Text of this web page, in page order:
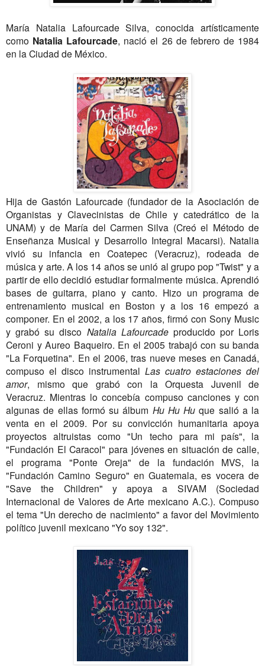
María Natalia Lafourcade Silva, conocida artísticamente
como Natalia Lafourcade, nació el 26 de febrero de 1984
en la Ciudad de México.
Hija de Gastón Lafourcade (fundador de la Asociación de
Organistas y Clavecinistas de Chile y catedrático de la
UNAM) y de María del Carmen Silva (Creó el Método de
Enseñanza Musical y Desarrollo Integral Macarsi). Natalia
vivió su infancia en Coatepec (Veracruz), rodeada de
música y arte. A los 14 años se unió al grupo pop "Twist" y a
partir de ello decidió estudiar formalmente música. Aprendió
bases de guitarra, piano y canto. Hizo un programa de
entrenamiento musical en Boston y a los 16 empezó a
componer. En el 2002, a los 17 años, firmó con Sony Music
y grabó su disco Natalia Lafourcadeproducido por Loris
Ceroni y Aureo Baqueiro. En el 2005 trabajó con su banda
"La Forquetina". En el 2006, tras nueve meses en Canadá,
compuso el disco instrumental Las cuatro estaciones del
amor, mismo que grabó con la Orquesta Juvenil de
Veracruz. Mientras lo concebía compuso canciones y con
algunas de ellas formó su álbum Hu Hu Hu que salió a la
venta en el 2009. Por su convicción humanitaria apoya
proyectos altruistas como "Un techo para mi país", la
"Fundación El Caracol" para jóvenes en situación de calle,
el programa "Ponte Oreja" de la fundación MVS, la
"Fundación Camino Seguro" en Guatemala, es vocera de
"Save the Children" y apoya a SIVAM (Sociedad
Internacional de Valores de Arte mexicano A.C.). Compuso
el tema "Un derecho de nacimiento" a favor del Movimiento
político juvenil mexicano "Yo soy 132".